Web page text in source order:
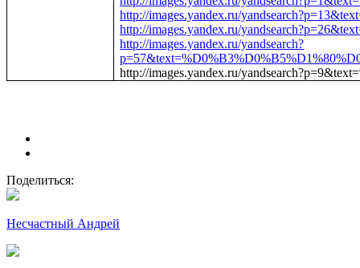
http://images.yandex.ru/
http://images.yandex.ru/
http://images.yandex.ru/yandsearch?
http://images.yandex.ru/
Поделиться:
Несчастный Андрей